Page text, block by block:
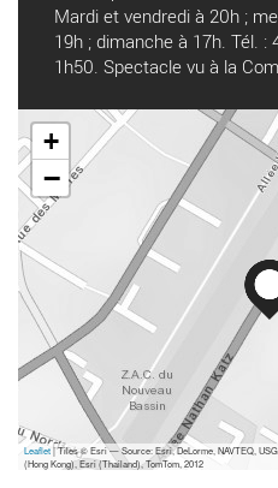
Mardi et vendredi à 20h ;
19h ; dimanche à 17h. Tél. :
1h50. Spectacle vu à la
+
−
Leaflet| Tiles © Esri — Source: Esri, DeLorme, NAVTEQ,
(Hong Kong), Esri (Thailand), TomTom, 2012